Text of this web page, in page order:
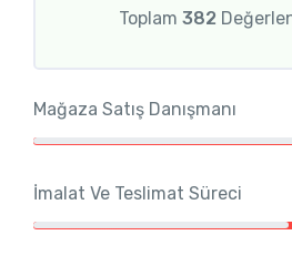
Toplam 382
Mağaza Satış Danışmanı
İmalat Ve Teslimat Süreci